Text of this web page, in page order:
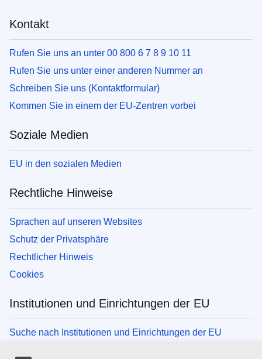
Kontakt
Rufen Sie uns an unter 00 800 6 7 8 9 10 11
Rufen Sie uns unter einer anderen Nummer an
Schreiben Sie uns (Kontaktformular)
Kommen Sie in einem der EU-Zentren vorbei
Soziale Medien
EU in den sozialen Medien
Rechtliche Hinweise
Sprachen auf unseren Websites
Schutz der Privatsphäre
Rechtlicher Hinweis
Cookies
Institutionen und Einrichtungen der EU
Suche nach Institutionen und Einrichtungen der EU